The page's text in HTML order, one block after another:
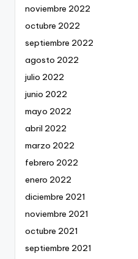
noviembre 2022
octubre 2022
septiembre 2022
agosto 2022
julio 2022
junio 2022
mayo 2022
abril 2022
marzo 2022
febrero 2022
enero 2022
diciembre 2021
noviembre 2021
octubre 2021
septiembre 2021